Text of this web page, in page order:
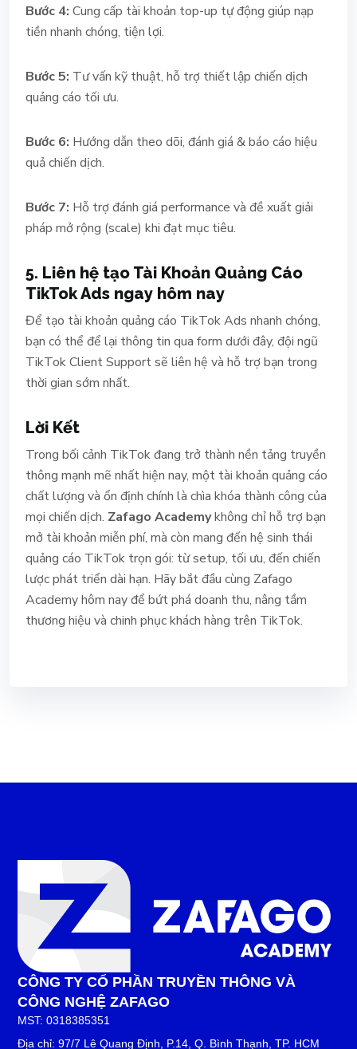
Bước 4: Cung cấp tài khoản top-up tự động giúp nạp
tiền nhanh chóng, tiện lợi.
Bước 5: Tư vấn kỹ thuật, hỗ trợ thiết lập chiến dịch
quảng cáo tối ưu.
Bước 6: Hướng dẫn theo dõi, đánh giá & báo cáo hiệu
quả chiến dịch.
Bước 7: Hỗ trợ đánh giá performance và đề xuất giải
pháp mở rộng (scale) khi đạt mục tiêu.
5. Liên hệ tạo Tài Khoản Quảng Cáo
TikTok Ads ngay hôm nay
Để tạo tài khoản quảng cáo TikTok Ads nhanh chóng,
bạn có thể để lại thông tin qua form dưới đây, đội ngũ
TikTok Client Support sẽ liên hệ và hỗ trợ bạn trong
thời gian sớm nhất.
Lời Kết
Trong bối cảnh TikTok đang trở thành nền tảng truyền
thông mạnh mẽ nhất hiện nay, một tài khoản quảng cáo
chất lượng và ổn định chính là chìa khóa thành công của
mọi chiến dịch. Zafago Academykhông chỉ hỗ trợ bạn
mở tài khoản miễn phí, mà còn mang đến hệ sinh thái
quảng cáo TikTok trọn gói: từ setup, tối ưu, đến chiến
lược phát triển dài hạn. Hãy bắt đầu cùng Zafago
Academy hôm nay để bứt phá doanh thu, nâng tầm
thương hiệu và chinh phục khách hàng trên TikTok.
CÔNG TY CỔ PHẦN TRUYỀN THÔNG VÀ
CÔNG NGHỆ ZAFAGO
MST: 0318385351
Địa chỉ: 97/7 Lê Quang Định, P.14, Q. Bình Thạnh, TP. HCM